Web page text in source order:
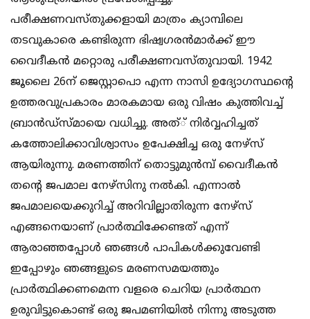
പരീക്ഷണവസ്തുക്കളായി മാത്രം ക്യാമ്പിലെ
തടവുകാരെ കണ്ടിരുന്ന ഭിഷ്വഗരന്‍മാര്‍ക്ക് ഈ
വൈദീകന്‍ മറ്റൊരു പരീക്ഷണവസ്തുവായി. 1942
ജൂലൈ 26ന് ജെസ്റ്റാപൊ എന്ന നാസി ഉദ്യോഗസ്ഥന്റെ
ഉത്തരവുപ്രകാരം മാരകമായ ഒരു വിഷം കുത്തിവച്ച്
ബ്രാന്‍ഡ്‌സ്മായെ വധിച്ചു. അത്് നിര്‍വ്വഹിച്ചത്
കത്തോലിക്കാവിശ്വാസം ഉപേക്ഷിച്ച ഒരു നേഴ്‌സ്
ആയിരുന്നു. മരണത്തിന് തൊട്ടുമുന്‍മ്പ് വൈദീകന്‍
തന്റെ ജപമാല നേഴ്‌സിനു നല്‍കി. എന്നാല്‍
ജപമാലയെക്കുറിച്ച് അറിവില്ലാതിരുന്ന നേഴ്‌സ്
എങ്ങനെയാണ് പ്രാര്‍ത്ഥിക്കേണ്ടത് എന്ന്
ആരാഞ്ഞപ്പോള്‍ ഞങ്ങള്‍ പാപികള്‍ക്കുവേണ്ടി
ഇപ്പോഴും ഞങ്ങളുടെ മരണസമയത്തും
പ്രാര്‍ത്ഥിക്കണമെന്ന വളരെ ചെറിയ പ്രാര്‍ത്ഥന
ഉരുവിട്ടുകൊണ്ട് ഒരു ജപമണിയില്‍ നിന്നു അടുത്ത